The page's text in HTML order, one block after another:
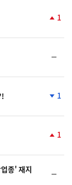
1
일
1
1
종' 재지